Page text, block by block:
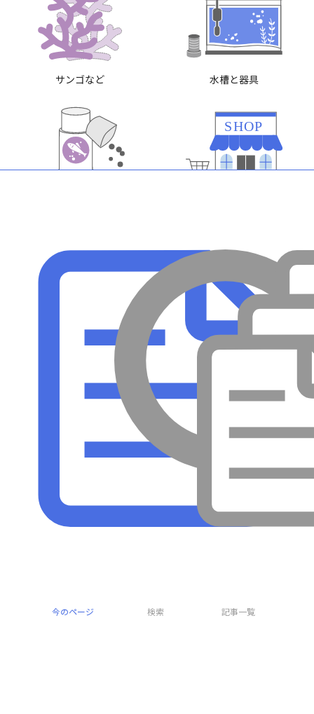
サンゴなど 水槽と器具
SHOP
病気
採集
今のページ 検索 記事一覧